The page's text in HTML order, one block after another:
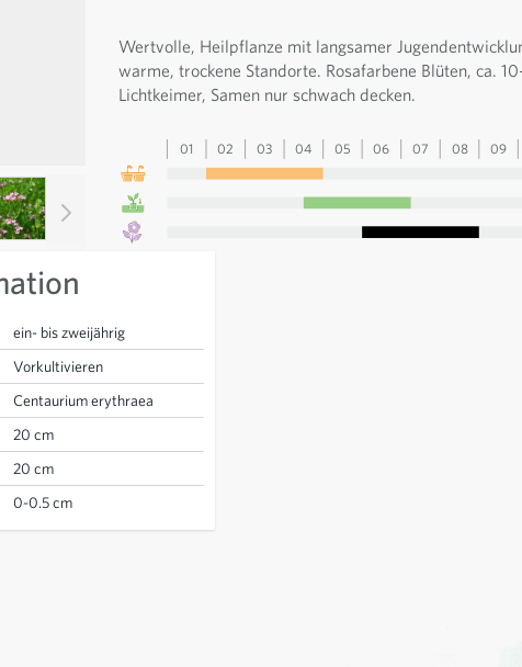
Wertvolle, Heilpflanze mit langsamer
warme, trockene Standorte. Rosafarbene Blüten, ca.
Lichtkeimer, Samen nur schwach decken.
01 02 03 04 05 06 07 08 09
image
View larger image
ein- bis zweijährig
Vorkultivieren
Centaurium erythraea
20 cm
20 cm
0-0.5 cm